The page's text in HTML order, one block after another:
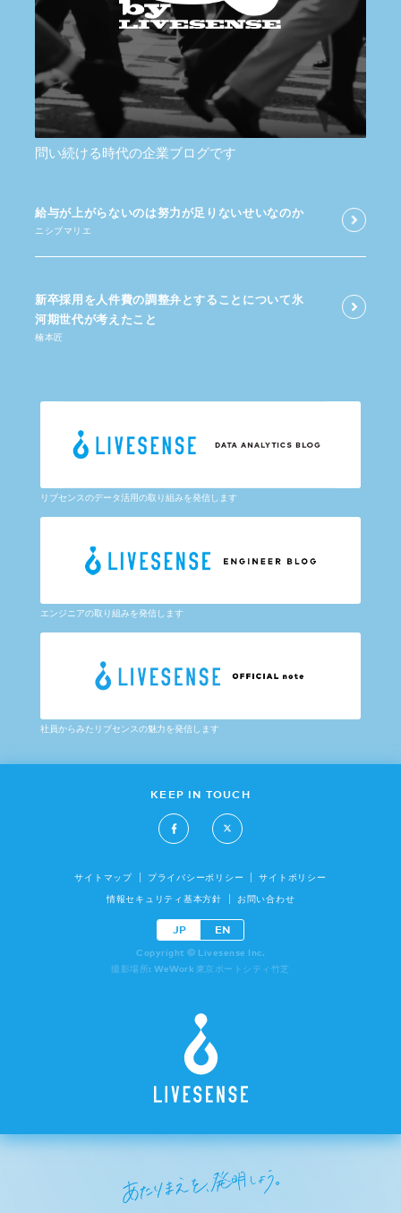
問い続ける時代の企業ブログです
給与が​上がらないのは​努力が​足りないせいなのか
ニシブマリエ
新卒採用を​人件費の​調整弁と​する​ことに​ついて​氷
河期世代が​考えた​こと
楠本匠
リブセンスのデータ活用の取り組みを発信します
エンジニアの取り組みを発信します
社員からみたリブセンスの魅力を発信します
KEEP IN TOUCH
サイトマップ プライバシーポリシー サイトポリシー
情報セキュリティ基本方針 お問い合わせ
JP EN
Copyright © Livesense Inc.
撮影場所: WeWork 東京ポートシティ竹芝